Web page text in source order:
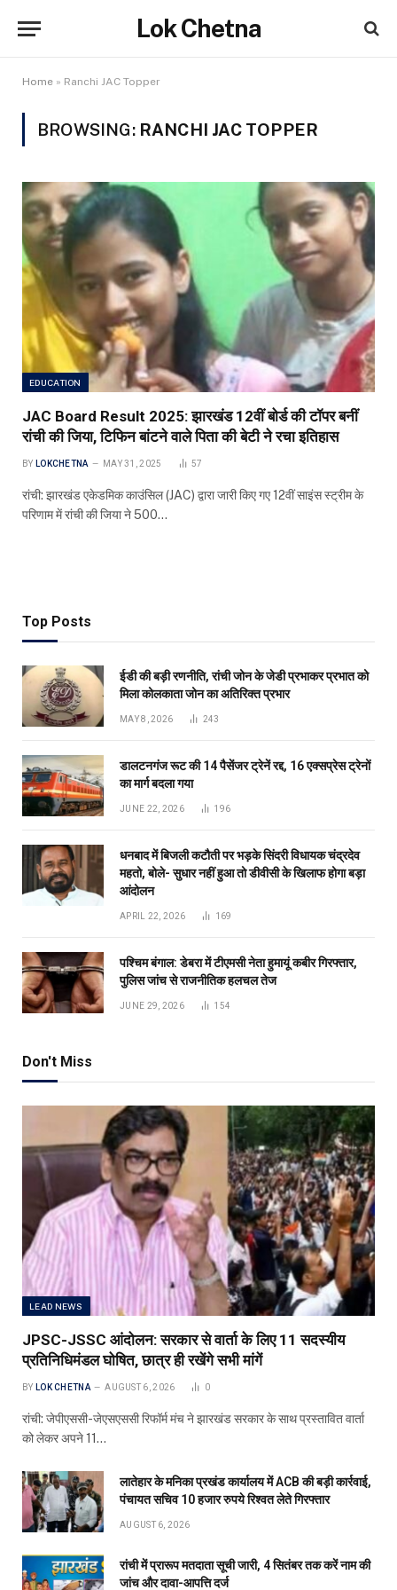
Lok Chetna
Home » Ranchi JAC Topper
BROWSING: RANCHI JAC TOPPER
EDUCATION
JAC Board Result 2025: झारखंड 12वीं बोर्ड की टॉपर बनीं
रांची की जिया, टिफिन बांटने वाले पिता की बेटी ने रचा इतिहास
BY LOKCHETNA MAY 31, 2025 57
रांची: झारखंड एकेडमिक काउंसिल (JAC) द्वारा जारी किए गए 12वीं साइंस स्ट्रीम के
परिणाम में रांची की जिया ने 500…
Top Posts
ईडी की बड़ी रणनीति, रांची जोन के जेडी प्रभाकर प्रभात को
मिला कोलकाता जोन का अतिरिक्त प्रभार
MAY 8, 2026 243
डालटनगंज रूट की 14 पैसेंजर ट्रेनें रद्द, 16 एक्सप्रेस ट्रेनों
का मार्ग बदला गया
JUNE 22, 2026 196
धनबाद में बिजली कटौती पर भड़के सिंदरी विधायक चंद्रदेव
महतो, बोले- सुधार नहीं हुआ तो डीवीसी के खिलाफ होगा बड़ा
आंदोलन
APRIL 22, 2026 169
पश्चिम बंगाल: डेबरा में टीएमसी नेता हुमायूं कबीर गिरफ्तार,
पुलिस जांच से राजनीतिक हलचल तेज
JUNE 29, 2026 154
Don't Miss
LEAD NEWS
JPSC-JSSC आंदोलन: सरकार से वार्ता के लिए 11 सदस्यीय
प्रतिनिधिमंडल घोषित, छात्र ही रखेंगे सभी मांगें
BY LOK CHETNA AUGUST 6, 2026 0
रांची: जेपीएससी-जेएसएससी रिफॉर्म मंच ने झारखंड सरकार के साथ प्रस्तावित वार्ता
को लेकर अपने 11…
लातेहार के मनिका प्रखंड कार्यालय में ACB की बड़ी कार्रवाई,
पंचायत सचिव 10 हजार रुपये रिश्वत लेते गिरफ्तार
AUGUST 6, 2026
रांची में प्रारूप मतदाता सूची जारी, 4 सितंबर तक करें नाम की
जांच और दावा-आपत्ति दर्ज